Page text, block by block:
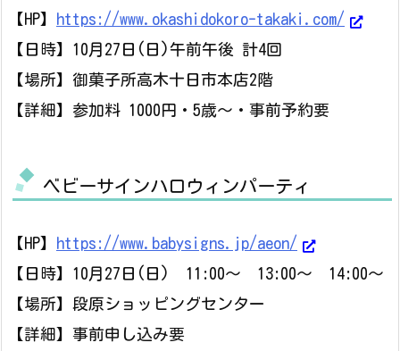
【HP】 https://www.okashidokoro-takaki.com/
【日時】10月27日(日)午前午後 計4回
【場所】御菓子所高木十日市本店2階
【詳細】参加料 1000円・5歳～・事前予約要
ベビーサインハロウィンパーティ
【HP】 https://www.babysigns.jp/aeon/
【日時】10月27日(日) 11:00～ 13:00～ 14:00～
【場所】段原ショッピングセンター
【詳細】事前申し込み要